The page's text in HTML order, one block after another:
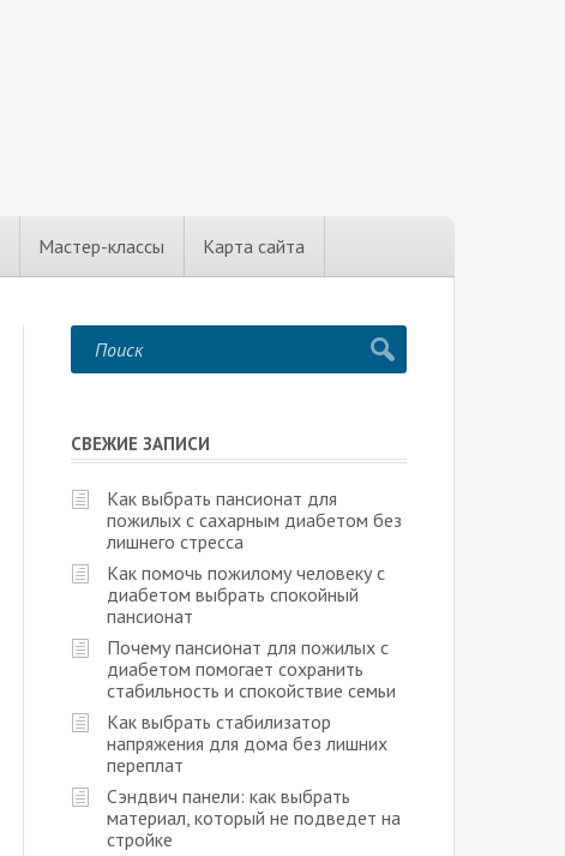
Мастер-классы Карта сайта
СВЕЖИЕ ЗАПИСИ
Как выбрать пансионат для
пожилых с сахарным диабетом без
лишнего стресса
Как помочь пожилому человеку с
диабетом выбрать спокойный
пансионат
Почему пансионат для пожилых с
диабетом помогает сохранить
стабильность и спокойствие семьи
Как выбрать стабилизатор
напряжения для дома без лишних
переплат
Сэндвич панели: как выбрать
материал, который не подведет на
стройке